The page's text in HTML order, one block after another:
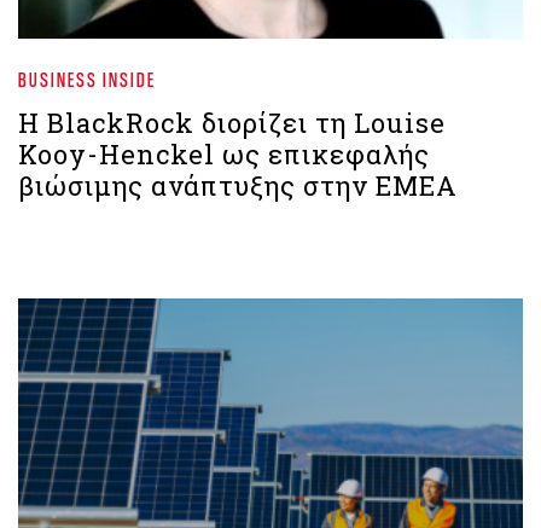
BUSINESS INSIDE
Η BlackRock διορίζει τη Louise
Kooy-Henckel ως επικεφαλής
βιώσιμης ανάπτυξης στην EMEA